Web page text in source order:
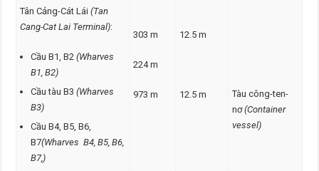
Tân Cảng-Cát Lái(Tan
Cang-Cat Lai Terminal):
Cầu B1, B2(Wharves
B1, B2)
Cầu tàu B3(Wharves
B3)
Cầu B4, B5, B6,
B7(Wharves B4, B5, B6,
B7,)
303 m
224 m
973 m
12.5 m
12.5 m
Tàu công-ten-
nơ(Container
vessel)